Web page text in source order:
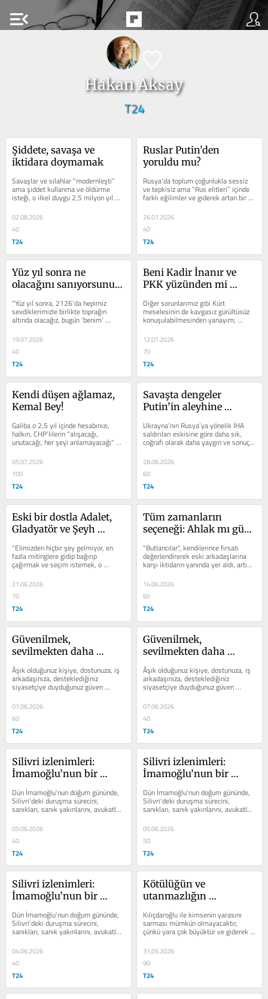
menu_open
Hakan Aksay
T24
Şiddete, savaşa ve
iktidara doymamak
Savaşlar ve silahlar “modernleşti”
ama şiddet kullanma ve öldürme
isteği, o ilkel duygu 2,5 milyon yıl
öncekinden farklı değil
02.08.2026
40
T24
Ruslar Putin’den
yoruldu mu?
Rusya'da toplum çoğunlukla sessiz
ve tepkisiz ama “Rus elitleri” içinde
farklı eğilimler ve giderek artan bir
huzursuzluk var
26.07.2026
40
T24
Yüz yıl sonra ne
olacağını sanıyorsunuz
“Yüz yıl sonra, 2126'da hepimiz
sevdiklerimizle birlikte toprağın
altında olacağız, bugün ‘benim’
dediğimiz her şey başkasının
olacak..."
19.07.2026
40
T24
Beni Kadir İnanır ve
PKK yüzünden mi
Diğer sorunlarımız gibi Kürt
meselesinin de kavgasız gürültüsüz
konuşulabilmesinden yanayım;
kırmadan, kırılmadan,
küstürmeden,...
12.07.2026
70
T24
Kendi düşen ağlamaz,
Kemal Bey!
Galiba o 2,5 yıl içinde hesabınızı,
halkın, CHP’lilerin "alışacağı,
unutacağı, her şeyi anlamayacağı"
üzerine kurmuştunuz; ancak hesap
tutmadı
05.07.2026
100
T24
Savaşta dengeler
Putin’in aleyhine
Ukrayna’nın Rusya’ya yönelik İHA
saldırıları eskisine göre daha sık,
coğrafi olarak daha yaygın ve sonuç
alıcılık açısından daha etkili
28.06.2026
60
T24
Eski bir dostla Adalet,
Gladyatör ve Şeyh
"Elimizden hiçbir şey gelmiyor, en
fazla mitinglere gidip bağırıp
çağırmak ve seçim istemek, o
kadar…”
21.06.2026
70
T24
Tüm zamanların
seçeneği: Ahlak mı güç
"Butlancılar", kendilerince fırsatı
değerlendirerek eski arkadaşlarına
karşı iktidarın yanında yer aldı, artık
bunun izini yaşamlarından
çıkaramazlar
14.06.2026
60
T24
Güvenilmek,
sevilmekten daha
Âşık olduğunuz kişiye, dostunuza, iş
arkadaşınıza, desteklediğiniz
siyasetçiye duyduğunuz güven
bittiğinde her şey bir anda değişiverir
07.06.2026
60
T24
Güvenilmek,
sevilmekten daha
Âşık olduğunuz kişiye, dostunuza, iş
arkadaşınıza, desteklediğiniz
siyasetçiye duyduğunuz güven
bittiğinde her şey bir anda değişiverir
07.06.2026
40
T24
Silivri izlenimleri:
İmamoğlu’nun bir
Dün İmamoğlu'nun doğum gününde,
Silivri'deki duruşma sürecini,
sanıkları, sanık yakınlarını, avukatları
ve jandarmaları izleme fırsatım oldu
05.06.2026
40
T24
Silivri izlenimleri:
İmamoğlu’nun bir
Dün İmamoğlu'nun doğum gününde,
Silivri'deki duruşma sürecini,
sanıkları, sanık yakınlarını, avukatları
ve jandarmaları izleme fırsatım oldu
05.06.2026
50
T24
Silivri izlenimleri:
İmamoğlu’nun bir
Dün İmamoğlu'nun doğum gününde,
Silivri'deki duruşma sürecini,
sanıkları, sanık yakınlarını, avukatları
ve jandarmaları izleme fırsatım oldu
04.06.2026
40
T24
Kötülüğün ve
utanmazlığın
duyulmayan bir dönem
Kılıçdaroğlu ile kimsenin yarasını
sarması mümkün olmayacaktır,
çünkü yara çok büyüktür ve giderek
daha fazla açılmaktadır
31.05.2026
90
T24